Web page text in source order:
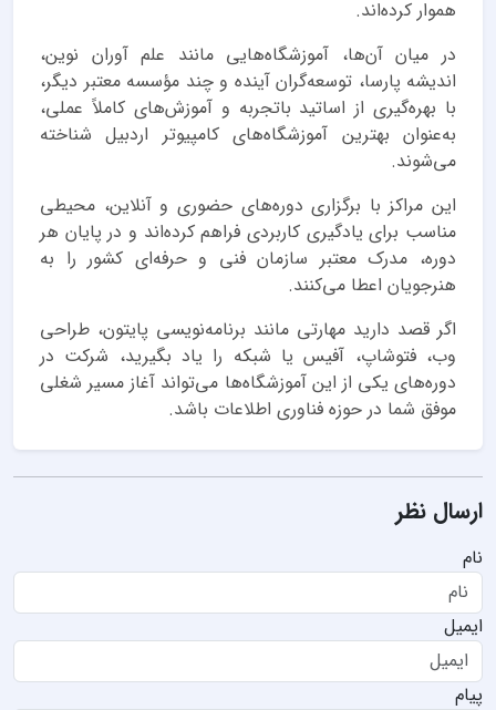
هموار کرده‌اند.
در میان آن‌ها، آموزشگاه‌هایی مانند علم آوران نوین،
اندیشه پارسا، توسعه‌گران آینده و چند مؤسسه معتبر دیگر،
با بهره‌گیری از اساتید با‌تجربه و آموزش‌های کاملاً عملی،
به‌عنوان بهترین آموزشگاه‌های کامپیوتر اردبیل شناخته
می‌شوند.
این مراکز با برگزاری دوره‌های حضوری و آنلاین، محیطی
مناسب برای یادگیری کاربردی فراهم کرده‌اند و در پایان هر
دوره، مدرک معتبر سازمان فنی و حرفه‌ای کشور را به
هنرجویان اعطا می‌کنند.
اگر قصد دارید مهارتی مانند برنامه‌نویسی پایتون، طراحی
وب، فتوشاپ، آفیس یا شبکه را یاد بگیرید، شرکت در
دوره‌های یکی از این آموزشگاه‌ها می‌تواند آغاز مسیر شغلی
موفق شما در حوزه فناوری اطلاعات باشد.
ارسال نظر
نام
ایمیل
پیام